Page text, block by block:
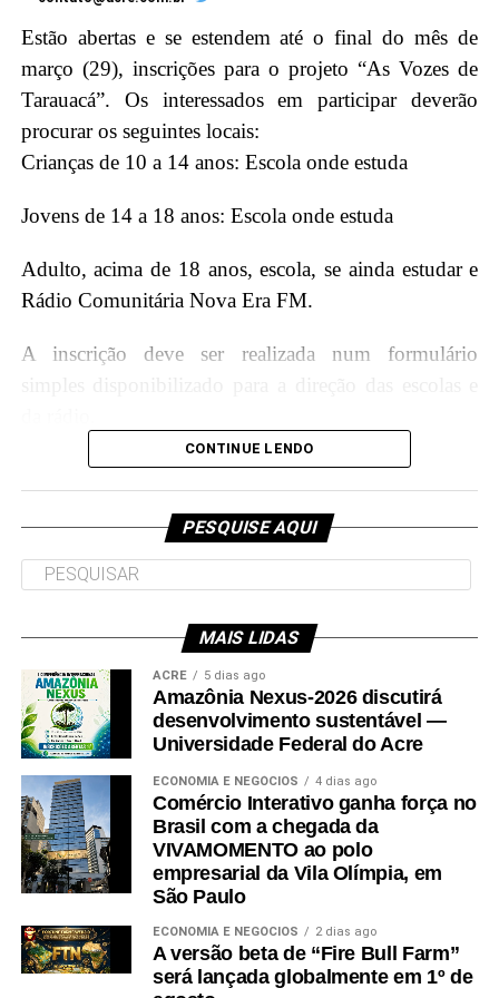
Cemitério de Tarauacá [créditos: Acre.com.br]
O pedido para aumentar o prazo foi acolhido pelo
Colegiado, mas foi mantida a aplicação de multa para o
recurso foi o desembargador Nonato Maia.
inicialmente fixado pelo Juízo de origem revela-se
desproporcional diante da complexidade do
análise técnica, estudos específicos e medidas
mitigatórias”.
pedido de licença ter sido feito em outubro de 2022, a
Autarquia tinha solicitado documentos extras e ajustes
ao Município. Nonato Maia observou que: “(…) o
processo administrativo encontra-se em fase de ajustes,
aguardando a apresentação, pelo Município, de medidas
mitigatórias essenciais para evitar a contaminação do
lençol freático por necrochorume, como: instalação de
poços de monitoramento para análise da qualidade da
água subterrânea. Apresentação de medidas de controle
Além disso, o relator considerou o princípio da
Estão abertas e se estendem até o final do mês de
março (29), inscrições para o projeto “As Vozes de
Tarauacá”. Os interessados em participar deverão
procurar os seguintes locais:
Crianças de 10 a 14 anos: Escola onde estuda
Jovens de 14 a 18 anos: Escola onde estuda
Adulto, acima de 18 anos, escola, se ainda estudar e
Rádio Comunitária Nova Era FM.
A inscrição deve ser realizada num formulário
Informações:
WHATSAAP – 99977 5176 (Raimundo Accioly)
99938 6041 (Leandro Simões)
CONTINUE LENDO
PESQUISE AQUI
MAIS LIDAS
ACRE 5 dias ago
Amazônia Nexus-2026 discutirá
desenvolvimento sustentável —
Universidade Federal do Acre
ECONOMIA E NEGÓCIOS 4 dias ago
Comércio Interativo ganha força no
Brasil com a chegada da
VIVAMOMENTO ao polo
empresarial da Vila Olímpia, em
São Paulo
ECONOMIA E NEGÓCIOS 2 dias ago
A versão beta de “Fire Bull Farm”
será lançada globalmente em 1º de